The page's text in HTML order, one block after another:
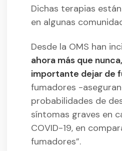
Dichas terapias
en algunas
Desde la OMS han
ahora más que
importante dejar de
fumadores -
probabilidades de
síntomas graves en
COVID-19, en
fumadores”.